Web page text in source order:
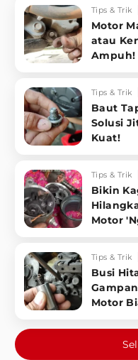
Tips & Trik
Motor
atau
Ampuh!
Tips & Trik
Baut
Solusi
Kuat!
Tips & Trik
Bikin
Motor
Tips & Trik
Busi
Motor